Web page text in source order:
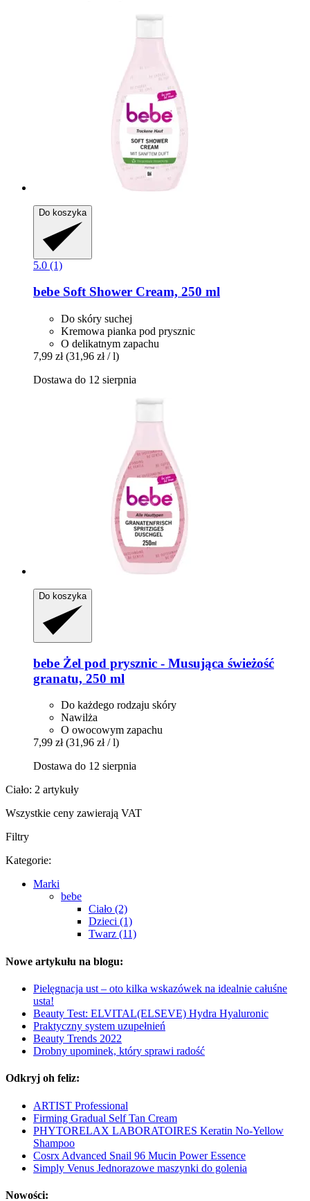
Do koszyka
5.0 (1)
bebe Soft Shower Cream, 250 ml
Do skóry suchej
Kremowa pianka pod prysznic
O delikatnym zapachu
7,99 zł (31,96 zł / l)
Dostawa do 12 sierpnia
Do koszyka
bebe Żel pod prysznic -​ Musująca świeżość
granatu, 250 ml
Do każdego rodzaju skóry
Nawilża
O owocowym zapachu
7,99 zł (31,96 zł / l)
Dostawa do 12 sierpnia
Ciało: 2 artykuły
Wszystkie ceny zawierają VAT
Filtry
Kategorie:
Marki
bebe
Ciało (2)
Dzieci (1)
Twarz (11)
Nowe artykułu na blogu:
Pielęgnacja ust – oto kilka wskazówek na idealnie całuśne
usta!
Beauty Test: ELVITAL(ELSEVE) Hydra Hyaluronic
Praktyczny system uzupełnień
Beauty Trends 2022
Drobny upominek, który sprawi radość
Odkryj oh feliz:
ARTIST Professional
Firming Gradual Self Tan Cream
PHYTORELAX LABORATOIRES Keratin No-Yellow
Shampoo
Cosrx Advanced Snail 96 Mucin Power Essence
Simply Venus Jednorazowe maszynki do golenia
Nowości: